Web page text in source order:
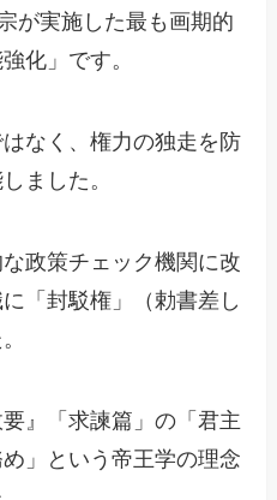
が実施した最も画期的
化」です。
なく、権力の独走を防
ました。
政策チェック機関に改
「封駁権」（勅書差し
』「求諫篇」の「君主
」という帝王学の理念